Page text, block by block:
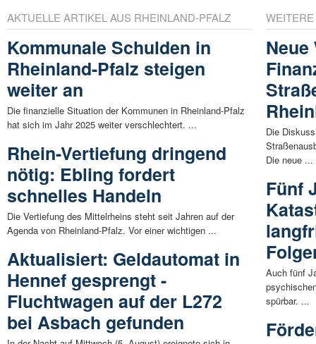
AKTUELLE ARTIKEL AUS RHEINLAND-PFALZ
Kommunale Schulden in
Rheinland-Pfalz steigen
weiter an
Die finanzielle Situation der Kommunen in Rheinland-Pfalz
hat sich im Jahr 2025 weiter verschlechtert. ...
Rhein-Vertiefung dringend
nötig: Ebling fordert
schnelles Handeln
Die Vertiefung des Mittelrheins steht seit Jahren auf der
Agenda von Rheinland-Pfalz. Vor einer wichtigen ...
Aktualisiert: Geldautomat in
Hennef gesprengt -
Fluchtwagen auf der L272
bei Asbach gefunden
Neue
Die
Die neue ...
Fünf
Auch fünf
spürbar. ...